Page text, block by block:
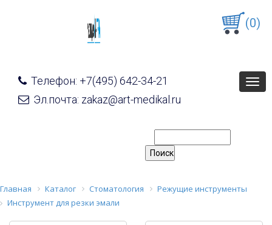
Телефон: +7(495) 642-34-21
Эл.почта: zakaz@art-medikal.ru
(0)
Главная Каталог Стоматология
Режущие инструменты
Инструмент для резки эмали